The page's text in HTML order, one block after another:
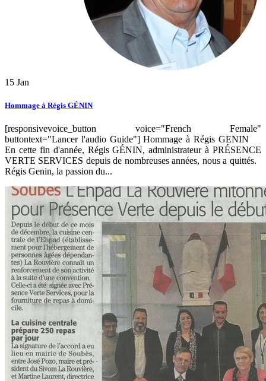
15 Jan
Hommage à Régis GÉNIN
[responsivevoice_button voice="French Female"
buttontext="Lancer l'audio Guide"] Hommage à Régis GENIN
En cette fin d'année, Régis GÉNIN, administrateur à PRÉSENCE
VERTE SERVICES depuis de nombreuses années, nous a quittés.
Régis Genin, la passion du...